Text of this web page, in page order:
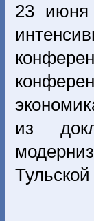
23 июня
из